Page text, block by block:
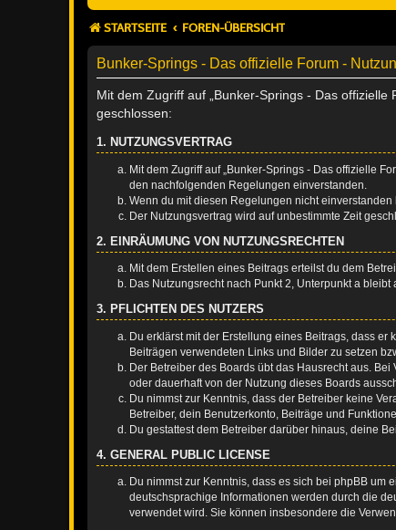
STARTSEITE FOREN-ÜBERSICHT
Bunker-Springs - Das offizielle Forum -
Mit dem Zugriff auf „Bunker-Springs - Das
geschlossen:
1. NUTZUNGSVERTRAG
Mit dem Zugriff auf „Bunker-Springs - Das offizielle
den nachfolgenden Regelungen einverstanden.
Wenn du mit diesen Regelungen nicht
Der Nutzungsvertrag wird auf unbestimmte Zeit
2. EINRÄUMUNG VON NUTZUNGSRECHTEN
Mit dem Erstellen eines Beitrags erteilst du dem
Das Nutzungsrecht nach Punkt 2, Unterpunkt a
3. PFLICHTEN DES NUTZERS
Du erklärst mit der Erstellung eines Beitrags, dass
Beiträgen verwendeten Links und Bilder zu setzen
Der Betreiber des Boards übt das Hausrecht aus.
oder dauerhaft von der Nutzung dieses Boards
Du nimmst zur Kenntnis, dass der Betreiber keine
Betreiber, dein Benutzerkonto, Beiträge und
Du gestattest dem Betreiber darüber hinaus, deine
4. GENERAL PUBLIC LICENSE
Du nimmst zur Kenntnis, dass es sich bei phpBB um
deutschsprachige Informationen werden durch die
verwendet wird. Sie können insbesondere die